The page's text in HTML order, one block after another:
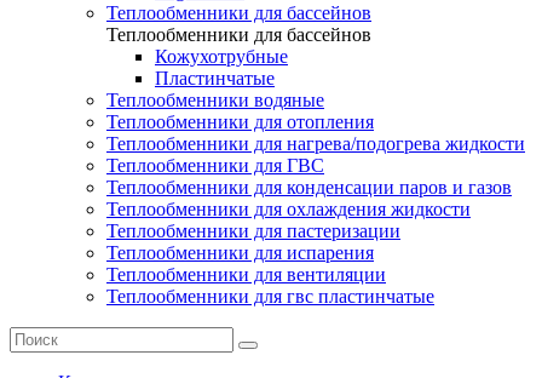
Теплообменники для бассейнов
Теплообменники для бассейнов
Кожухотрубные
Пластинчатые
Теплообменники водяные
Теплообменники для отопления
Теплообменники для нагрева/подогрева жидкости
Теплообменники для ГВС
Теплообменники для конденсации паров и газов
Теплообменники для охлаждения жидкости
Теплообменники для пастеризации
Теплообменники для испарения
Теплообменники для вентиляции
Теплообменники для гвс пластинчатые